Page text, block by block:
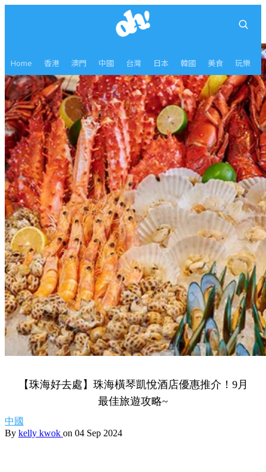
Home 香港 澳門 中國 台灣 日本 韓國 美食 玩樂
【珠海好去處】珠海橫琴凱悅酒店優惠推介！9月
最佳旅遊攻略~
中國
By kelly kwok on 04 Sep 2024